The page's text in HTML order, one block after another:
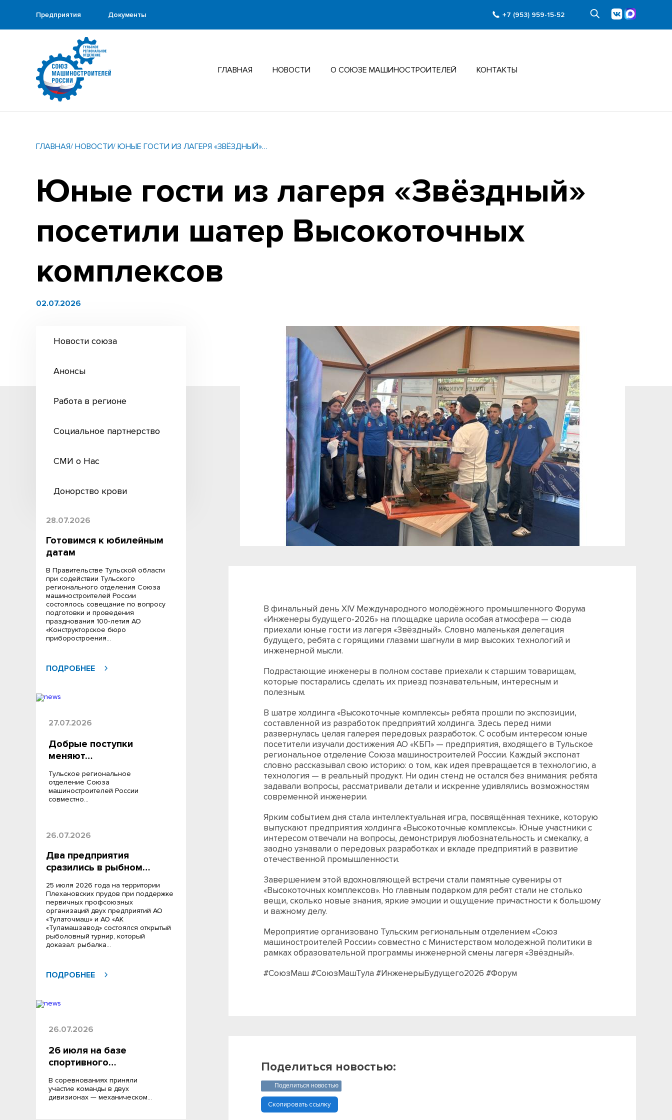
Предприятия Документы +7 (953) 959-15-52
ГЛАВНАЯ НОВОСТИ О СОЮЗЕ МАШИНОСТРОИТЕЛЕЙ КОНТАКТЫ
ГЛАВНАЯ/ НОВОСТИ/ ЮНЫЕ ГОСТИ ИЗ ЛАГЕРЯ «ЗВЁЗДНЫЙ»…
Юные гости из лагеря «Звёздный»
посетили шатер Высокоточных
комплексов
02.07.2026
Новости союза
Анонсы
Работа в регионе
Социальное партнерство
СМИ о Нас
Донорство крови
28.07.2026
Готовимся к юбилейным
датам
В Правительстве Тульской области
при содействии Тульского
регионального отделения Союза
машиностроителей России
состоялось совещание по вопросу
подготовки и проведения
празднования 100‑летия АО
«Конструкторское бюро
приборостроения…
ПОДРОБНЕЕ
27.07.2026
Добрые поступки
меняют…
Тульское региональное
отделение Союза
машиностроителей России
совместно…
26.07.2026
Два предприятия
сразились в рыбном…
25 июля 2026 года на территории
Плехановских прудов при поддержке
первичных профсоюзных
организаций двух предприятий АО
«Тулаточмаш» и АО «АК
«Туламашзавод» состоялся открытый
рыболовный турнир, который
доказал: рыбалка…
ПОДРОБНЕЕ
26.07.2026
26 июля на базе
спортивного…
В соревнованиях приняли
участие команды в двух
дивизионах — механическом…
В финальный день XIV Международного молодёжного промышленного Форума
«Инженеры будущего‑2026» на площадке царила особая атмосфера — сюда
приехали юные гости из лагеря «Звёздный». Словно маленькая делегация
будущего, ребята с горящими глазами шагнули в мир высоких технологий и
инженерной мысли.
Подрастающие инженеры в полном составе приехали к старшим товарищам,
которые постарались сделать их приезд познавательным, интересным и
полезным.
В шатре холдинга «Высокоточные комплексы» ребята прошли по экспозиции,
составленной из разработок предприятий холдинга. Здесь перед ними
развернулась целая галерея передовых разработок. С особым интересом юные
посетители изучали достижения АО «КБП» — предприятия, входящего в Тульское
региональное отделение Союза машиностроителей России. Каждый экспонат
словно рассказывал свою историю: о том, как идея превращается в технологию, а
технология — в реальный продукт. Ни один стенд не остался без внимания: ребята
задавали вопросы, рассматривали детали и искренне удивлялись возможностям
современной инженерии.
Ярким событием дня стала интеллектуальная игра, посвящённая технике, которую
выпускают предприятия холдинга «Высокоточные комплексы». Юные участники с
интересом отвечали на вопросы, демонстрируя любознательность и смекалку, а
заодно узнавали о передовых разработках и вкладе предприятий в развитие
отечественной промышленности.
Завершением этой вдохновляющей встречи стали памятные сувениры от
«Высокоточных комплексов». Но главным подарком для ребят стали не столько
вещи, сколько новые знания, яркие эмоции и ощущение причастности к большому
и важному делу.
Мероприятие организовано Тульским региональным отделением «Союз
машиностроителей России» совместно с Министерством молодежной политики в
рамках образовательной программы инженерной смены лагеря «Звёздный».
#СоюзМаш #СоюзМашТула #ИнженерыБудущего2026 #Форум
Поделиться новостью:
Поделиться новостью
Скопировать ссылку